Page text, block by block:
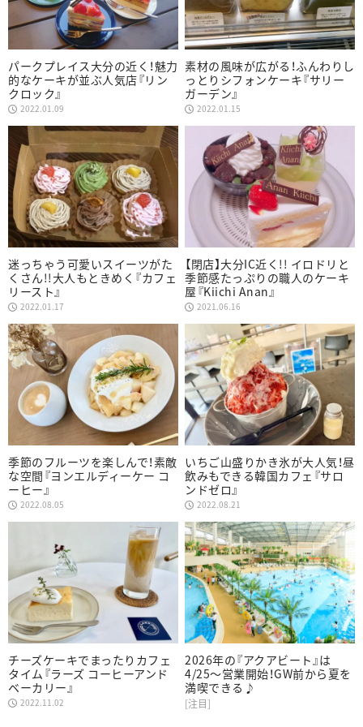
パークプレイス大分の近く！魅力
的なケーキが並ぶ人気店『リン
クロック』
2022.01.09
素材の風味が広がる！ふんわりし
っとりシフォンケーキ『サリー
ガーデン』
2022.01.15
迷っちゃう可愛いスイーツがた
くさん!!大人もときめく『カフェ
リースト』
2022.01.17
【閉店】大分IC近く!! イロドリと
季節感たっぷりの職人のケーキ
屋『Kiichi Anan』
2021.06.16
季節のフルーツを楽しんで！素敵
な空間『ヨンエルディーケー コ
ーヒー』
2022.08.05
いちご山盛りかき氷が大人気！昼
飲みもできる韓国カフェ『サロ
ンドゼロ』
2022.08.21
チーズケーキでまったりカフェ
タイム『ラーズ コーヒーアンド
ベーカリー』
2022.11.02
2026年の『アクアビート』は
4/25～営業開始！GW前から夏を
満喫できる♪
[注目]